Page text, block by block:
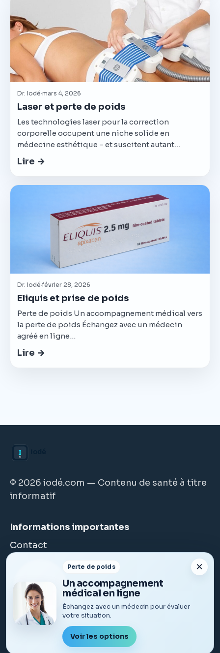
Dr. Iodé·mars 4, 2026
Laser et perte de poids
Les technologies laser pour la correction
corporelle occupent une niche solide en
médecine esthétique – et suscitent autant…
Lire →
Dr. Iodé·février 28, 2026
Eliquis et prise de poids
Perte de poids Un accompagnement médical vers
la perte de poids Échangez avec un médecin
agréé en ligne…
Lire →
© 2026 iodé.com — Contenu de santé à titre
informatif
Informations importantes
Contact
À propos de nous
À propos
Médecin
Politique de confidentialité Cookies
Nous utilisons des cookies essentiels et, avec votre
accord, des cookies non essentiels. Vous pouvez
modifier votre choix à tout moment.En savoir plus
Accepter
×
Perte de poids
Un accompagnement
médical en ligne
Échangez avec un médecin pour évaluer
votre situation.
Voir les options